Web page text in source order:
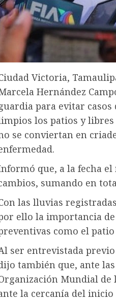
Victoria,
Hernández
para evitar
los patios y libres
se conviertan en
que, a la fecha
sumando en
las lluvias
ello la importancia
como el
ser entrevistada
también que, ante
Mundial de
la cercanía del